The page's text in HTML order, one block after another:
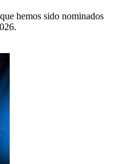
hemos sido nominados